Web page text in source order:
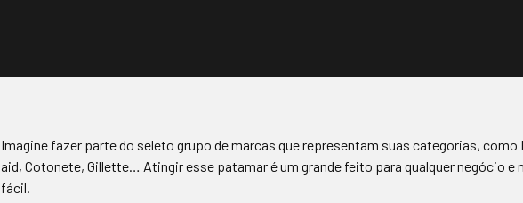
Imagine fazer parte do seleto grupo de marcas que representam suas categorias, como
aid, Cotonete, Gillette… Atingir esse patamar é um grande feito para qualquer negócio e
fácil.